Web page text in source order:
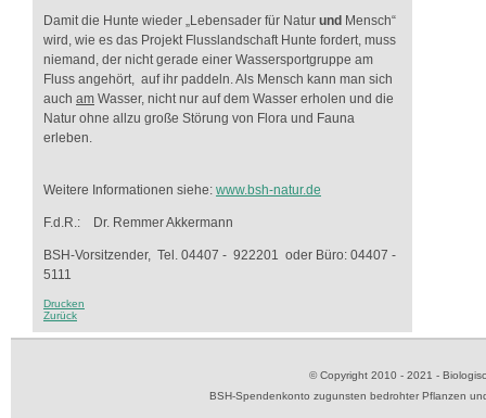
Damit die Hunte wieder „Lebensader für Natur und Mensch“
wird, wie es das Projekt Flusslandschaft Hunte fordert, muss
niemand, der nicht gerade einer Wassersportgruppe am
Fluss angehört, auf ihr paddeln. Als Mensch kann man sich
auch am Wasser, nicht nur auf dem Wasser erholen und die
Natur ohne allzu große Störung von Flora und Fauna
erleben.
Weitere Informationen siehe: www.bsh-natur.de
F.d.R.: Dr. Remmer Akkermann
BSH-Vorsitzender, Tel. 04407 - 922201 oder Büro: 04407 -
5111
Drucken
Zurück
© Copyright 2010 - 2021 -
BSH-Spendenkonto zugunsten bedrohter Pflanzen